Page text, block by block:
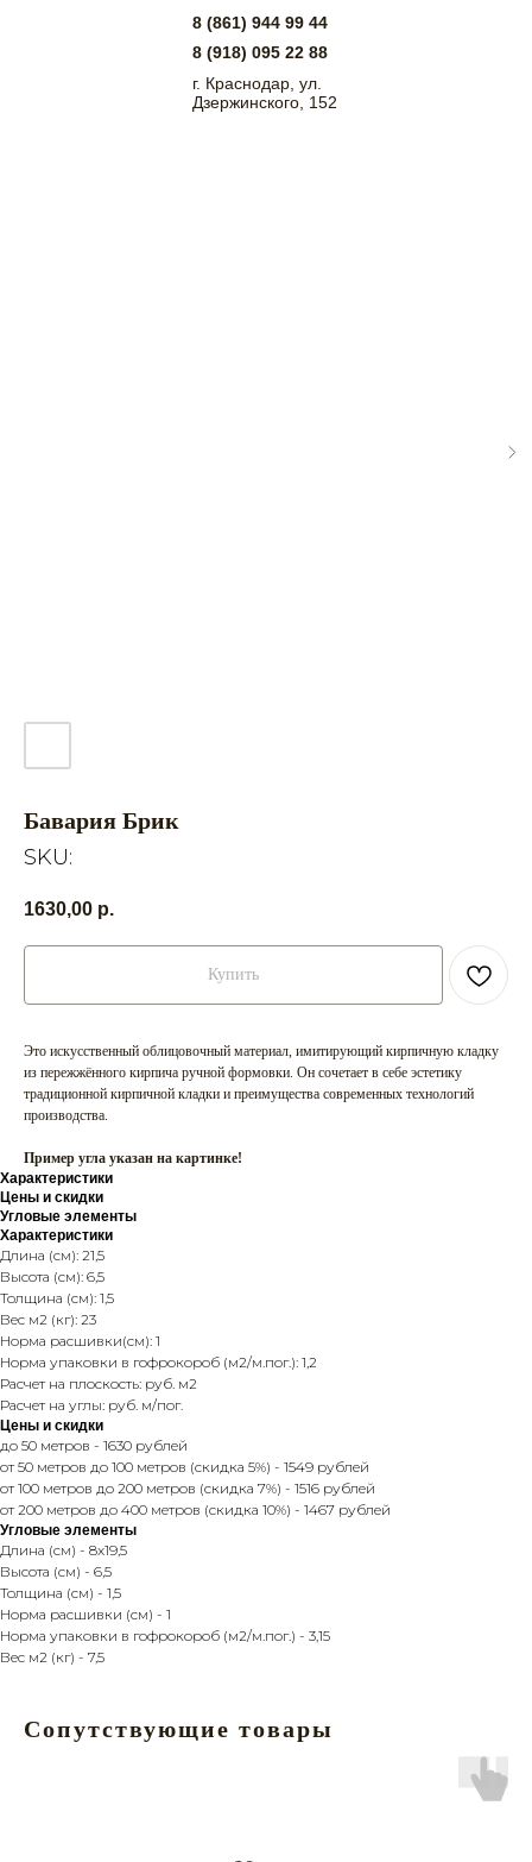
г. Краснодар, ул.
8 (861) 944 99 44
Бавария Брик
SKU:
1630,00 р.
Купить
Это искусственный облицовочный материал, имитирующий кирпичную кладку
из пережжённого кирпича ручной формовки. Он сочетает в себе эстетику
традиционной кирпичной кладки и преимущества современных технологий
производства.
Пример угла указан на картинке!
Характеристики
Цены и скидки
Угловые элементы
Характеристики
Длина (см): 21,5
Высота (см): 6,5
Толщина (см): 1,5
Вес м2 (кг): 23
Норма расшивки(см): 1
Норма упаковки в гофрокороб (м2/м.пог.): 1,2
Расчет на плоскость: руб. м2
Расчет на углы: руб. м/пог.
Цены и скидки
до 50 метров - 1630 рублей
от 50 метров до 100 метров (скидка 5%) - 1549 рублей
от 100 метров до 200 метров (скидка 7%) - 1516 рублей
от 200 метров до 400 метров (скидка 10%) - 1467 рублей
Угловые элементы
Длина (см) - 8x19,5
Высота (см) - 6,5
Толщина (см) - 1,5
Норма расшивки (см) - 1
Норма упаковки в гофрокороб (м2/м.пог.) - 3,15
Вес м2 (кг) - 7,5
Сопутствующие товары